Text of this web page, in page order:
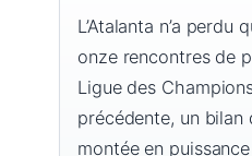
L’Atalanta n’a perdu
onze rencontres de
Ligue des
précédente, un bilan
montée en